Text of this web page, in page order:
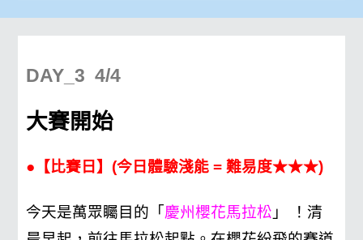
DAY_3 4/4
大賽開始
●【比賽日】(今日體驗淺能 = 難易度★★★)
今天是萬眾矚目的「 慶州櫻花馬拉松 」 ！清